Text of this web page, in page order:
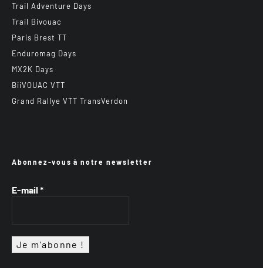
Trail Adventure Days
Trail Bivouac
Paris Brest TT
Enduromag Days
MX2K Days
BiiVOUAC VTT
Grand Rallye VTT TransVerdon
Abonnez-vous à notre newsletter
E-mail *